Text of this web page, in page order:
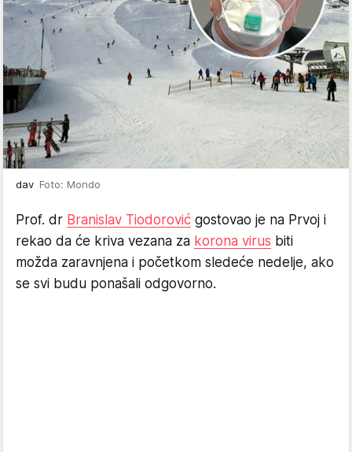
dav Foto: Mondo
Prof. dr Branislav Tiodorović gostovao je na Prvoj i
rekao da će kriva vezana za korona virus biti
možda zaravnjena i početkom sledeće nedelje, ako
se svi budu ponašali odgovorno.